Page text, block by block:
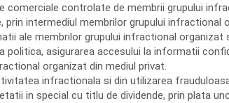
controlate de membrii grupului
intermediul membrilor grupului infractional
ale membrilor grupului infractional
politica, asigurarea accesului la informatii
organizat din mediul privat.
infractionala si din utilizarea
in special cu titlu de dividende, prin plata